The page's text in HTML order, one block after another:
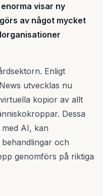
visar ny
av något mycket
Enligt
utvecklas nu
kopior av allt
Dessa
AI, kan
och
genomförs på riktiga